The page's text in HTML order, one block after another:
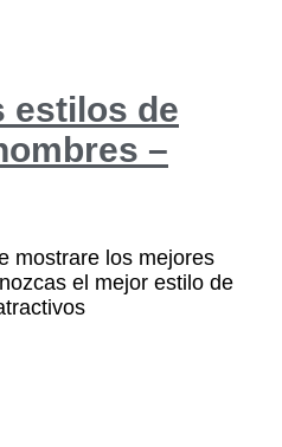
estilos de
–
mostrare los mejores
el mejor estilo de